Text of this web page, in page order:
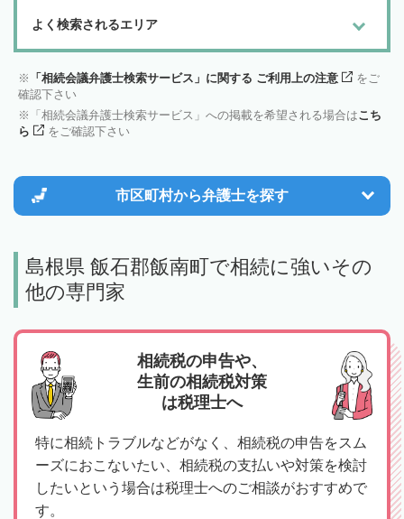
よく検索されるエリア
「相続会議弁護士検索サービス」に関する ご利用上の注意
をご
確認下さい
「相続会議弁護士検索サービス」への掲載を希望される場合はこち
ら
をご確認下さい
市区町村から弁護士を探す
島根県 飯石郡飯南町で相続に強いその
他の専門家
相続税の申告や、
生前の相続税対策
は税理士へ
特に相続トラブルなどがなく、相続税の申告をスム
ーズにおこないたい、相続税の支払いや対策を検討
したいという場合は税理士へのご相談がおすすめで
す。